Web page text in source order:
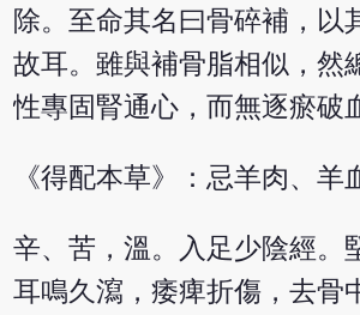
除。至命其名曰骨碎補，以
故耳。雖與補骨脂相似，然
性專固腎通心，而無逐瘀破
《得配本草》：忌羊肉、羊
辛、苦，溫。入足少陰經。
耳鳴久瀉，痿痺折傷，去骨